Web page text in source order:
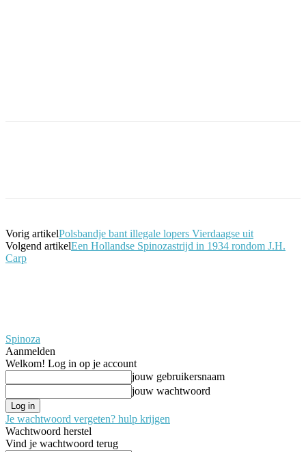
Vorig artikelPolsbandje bant illegale lopers Vierdaagse uit
Volgend artikelEen Hollandse Spinozastrijd in 1934 rondom J.H.
Carp
Spinoza
Aanmelden
Welkom! Log in op je account
jouw gebruikersnaam
jouw wachtwoord
Je wachtwoord vergeten? hulp krijgen
Wachtwoord herstel
Vind je wachtwoord terug